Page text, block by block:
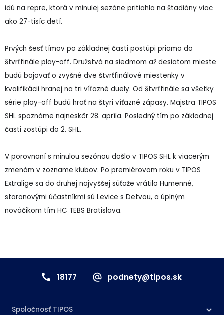
idú na repre, ktorá v minulej sezóne pritiahla na štadióny viac
ako 27-tisíc detí.
Prvých šesť tímov po základnej časti postúpi priamo do
štvrťfinále play-off. Družstvá na siedmom až desiatom mieste
budú bojovať o zvyšné dve štvrťfinálové miestenky v
kvalifikácii hranej na tri víťazné duely. Od štvrťfinále sa všetky
série play-off budú hrať na štyri víťazné zápasy. Majstra TIPOS
SHL spoznáme najneskôr 28. apríla. Posledný tím po základnej
časti zostúpi do 2. SHL.
V porovnaní s minulou sezónou došlo v TIPOS SHL k viacerým
zmenám v zozname klubov. Po premiérovom roku v TIPOS
Extralige sa do druhej najvyššej súťaže vrátilo Humenné,
staronovými účastníkmi sú Levice s Detvou, a úplným
nováčikom tím HC TEBS Bratislava.
18177 podnety@tipos.sk
Spoločnosť TIPOS